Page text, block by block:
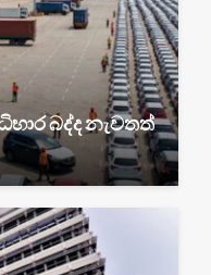
බද්ද නැවතත්